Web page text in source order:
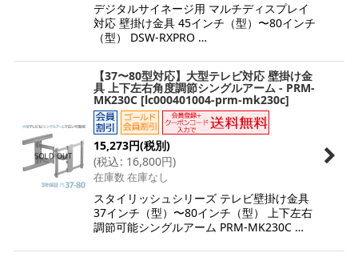
デジタルサイネージ用 マルチディスプレイ
対応 壁掛け金具 45インチ（型）〜80インチ
（型） DSW-RXPRO …
【37〜80型対応】大型テレビ対応 壁掛け金
具 上下左右角度調節シングルアーム - PRM-
MK230C [lc000401004-prm-mk230c]
15,273円(税別)
(税込: 16,800円)
在庫数 在庫なし
スタイリッシュシリーズ テレビ壁掛け金具
37インチ（型）〜80インチ（型） 上下左右
調節可能シングルアーム PRM-MK230C …